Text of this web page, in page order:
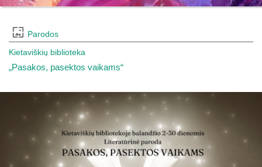
Parodos
Kietaviškių biblioteka
„Pasakos, pasektos vaikams“